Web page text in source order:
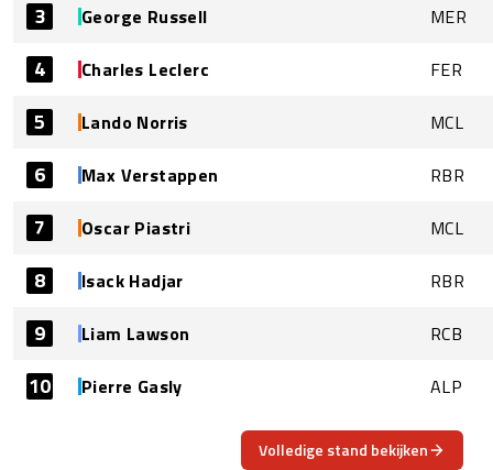
3 George Russell MER
4 Charles Leclerc FER
5 Lando Norris MCL
6 Max Verstappen RBR
7 Oscar Piastri MCL
8 Isack Hadjar RBR
9 Liam Lawson RCB
10 Pierre Gasly ALP
Volledige stand bekijken